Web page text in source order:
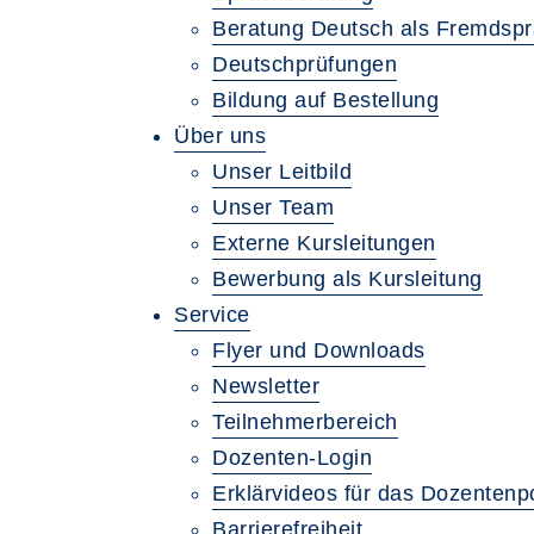
Beratung Deutsch als
Deutschprüfungen
Bildung auf Bestellung
Über uns
Unser Leitbild
Unser Team
Externe Kursleitungen
Bewerbung als Kursleitung
Service
Flyer und Downloads
Newsletter
Teilnehmerbereich
Dozenten-Login
Erklärvideos für das
Barrierefreiheit